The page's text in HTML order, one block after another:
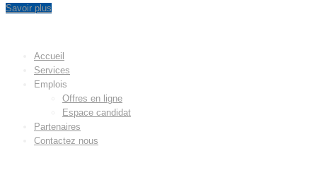
Savoir plus
Accueil
Services
Emplois
Offres en ligne
Espace candidat
Partenaires
Contactez nous